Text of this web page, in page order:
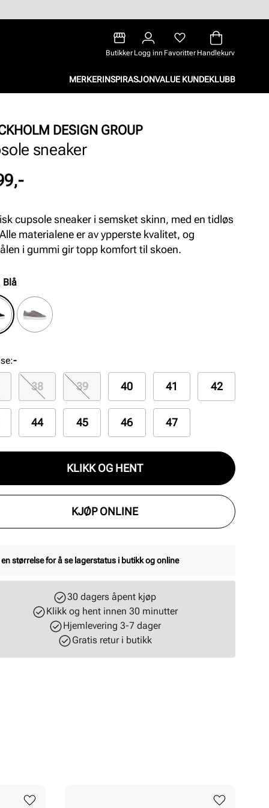
Butikker Logg inn Favoritter Handlekurv
MERKERINSPIRASJONVALUE KUNDEKLUBB
DESIGN GROUP
sneaker
cupsole sneaker i semsket skinn, med en tidløs
materialene er av ypperste kvalitet, og
i gummi gir topp komfort til skoen.
Blå
:-
38 39 40 41 42
44 45 46 47
KLIKK OG HENT
KJØP ONLINE
størrelse for å se lagerstatus i butikk og online
30 dagers åpent kjøp
Klikk og hent innen 30 minutter
Hjemlevering 3-7 dager
Gratis retur i butikk